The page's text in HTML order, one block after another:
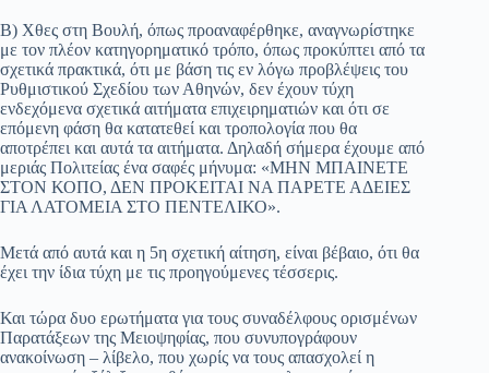
Β) Χθες στη Βουλή, όπως προαναφέρθηκε, αναγνωρίστηκε
με τον πλέον κατηγορηματικό τρόπο, όπως προκύπτει από τα
σχετικά πρακτικά, ότι με βάση τις εν λόγω προβλέψεις του
Ρυθμιστικού Σχεδίου των Αθηνών, δεν έχουν τύχη
ενδεχόμενα σχετικά αιτήματα επιχειρηματιών και ότι σε
επόμενη φάση θα κατατεθεί και τροπολογία που θα
αποτρέπει και αυτά τα αιτήματα. Δηλαδή σήμερα έχουμε από
μεριάς Πολιτείας ένα σαφές μήνυμα: «ΜΗΝ ΜΠΑΙΝΕΤΕ
ΣΤΟΝ ΚΟΠΟ, ΔΕΝ ΠΡΟΚΕΙΤΑΙ ΝΑ ΠΑΡΕΤΕ ΑΔΕΙΕΣ
ΓΙΑ ΛΑΤΟΜΕΙΑ ΣΤΟ ΠΕΝΤΕΛΙΚΟ».
Μετά από αυτά και η 5η σχετική αίτηση, είναι βέβαιο, ότι θα
έχει την ίδια τύχη με τις προηγούμενες τέσσερις.
Και τώρα δυο ερωτήματα για τους συναδέλφους ορισμένων
Παρατάξεων της Μειοψηφίας, που συνυπογράφουν
ανακοίνωση – λίβελο, που χωρίς να τους απασχολεί η